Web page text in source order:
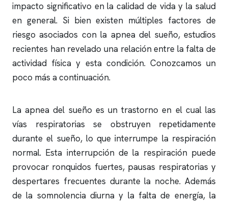
impacto significativo en la calidad de vida y la salud
en general. Si bien existen múltiples factores de
riesgo asociados con la apnea del sueño, estudios
recientes han revelado una relación entre la falta de
actividad física y esta condición. Conozcamos un
poco más a continuación.
Laapnea del sueño es un trastorno en el cual las
vías respiratorias se obstruyen repetidamente
durante el sueño, lo que interrumpe la respiración
normal. Esta interrupción de la respiración puede
provocar ronquidos fuertes, pausas respiratorias y
despertares frecuentes durante la noche. Además
de la somnolencia diurna y la falta de energía, la